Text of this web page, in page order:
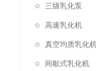
三级乳化泵
高速乳化机
真空均质乳化
间歇式乳化机